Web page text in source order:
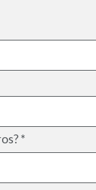
*